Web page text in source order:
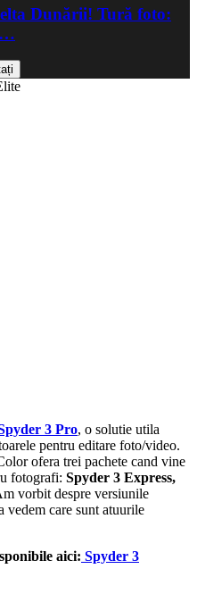
Dunării! Tură foto:
3 Pro, o solutie utila
pentru editare foto/video.
ofera trei pachete cand vine
fotografi: Spyder 3 Express,
vorbit despre versiunile
vedem care sunt atuurile
aici: Spyder 3